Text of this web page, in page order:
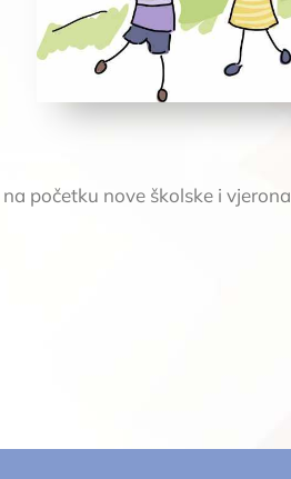
početku nove školske i